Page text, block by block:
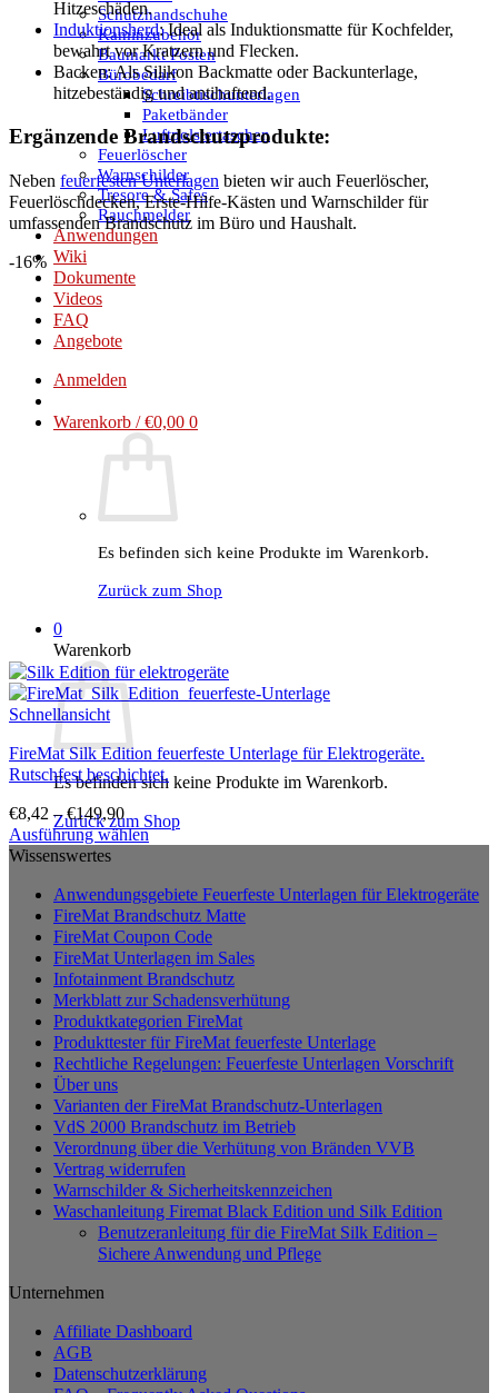
Schutzhandschuhe
Kaminzubehör
Baumarkt Posten
Bürobedarf
Schreibtischunterlagen
Paketbänder
Luftpolstertaschen
Feuerlöscher
Warnschilder
Tresore & Safes
Rauchmelder
Anwendungen
Wiki
Dokumente
Videos
FAQ
Angebote
Anmelden
Warenkorb /€0,00 0
Es befinden sich keine Produkte im Warenkorb.
Zurück zum Shop
0
Warenkorb
Es befinden sich keine Produkte im Warenkorb.
Zurück zum Shop
Hitzeschäden.
Induktionsherd: Ideal als Induktionsmatte für Kochfelder,
bewahrt vor Kratzern und Flecken.
Backen: Als Silikon Backmatte oder Backunterlage,
hitzebeständig und antihaftend.
Ergänzende Brandschutzprodukte:
Neben feuerfesten Unterlagen bieten wir auch Feuerlöscher,
Feuerlöschdecken, Erste-Hilfe-Kästen und Warnschilder für
umfassenden Brandschutz im Büro und Haushalt.
-16%
Schnellansicht
FireMat Silk Edition feuerfeste Unterlage für Elektrogeräte.
Rutschfest beschichtet.
€8,42 –€149,90
Ausführung wählen
Dieses
weist
mehrere
Varianten
Optionen
können
Produktseite
gewählt
werden
Wissenswertes
Anwendungsgebiete Feuerfeste Unterlagen für Elektrogeräte
FireMat Brandschutz Matte
FireMat Coupon Code
FireMat Unterlagen im Sales
Infotainment Brandschutz
Merkblatt zur Schadensverhütung
Produktkategorien FireMat
Produkttester für FireMat feuerfeste Unterlage
Rechtliche Regelungen: Feuerfeste Unterlagen Vorschrift
Über uns
Varianten der FireMat Brandschutz-Unterlagen
VdS 2000 Brandschutz im Betrieb
Verordnung über die Verhütung von Bränden VVB
Vertrag widerrufen
Warnschilder & Sicherheitskennzeichen
Waschanleitung Firemat Black Edition und Silk Edition
Benutzeranleitung für die FireMat Silk Edition –
Sichere Anwendung und Pflege
Unternehmen
Affiliate Dashboard
AGB
Datenschutzerklärung